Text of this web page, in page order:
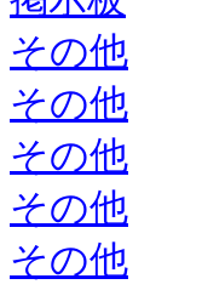
その他
その他
その他
その他
その他